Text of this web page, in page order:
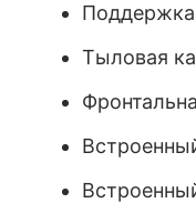
Поддержка
Тыловая